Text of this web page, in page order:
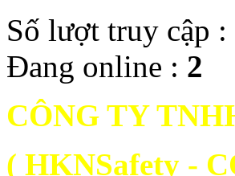
Số lượt truy cập :
Đang online : 2
CÔNG TY
( HKNSafety -